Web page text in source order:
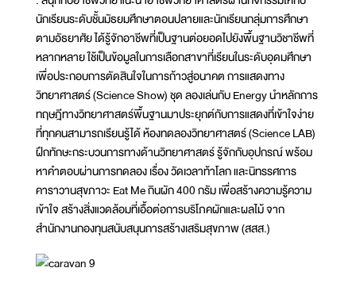
นักเรียนระดับชั้นมัธยมศึกษาตอนปลายและนักเรียนกลุ่มการศึกษา
ตามอัธยาศัย ได้รู้จักอาชีพที่เป็นฐานต่อยอดไปยังพื้นฐานวิชาชีพที่
หลากหลาย ใช้เป็นข้อมูลในการเลือกสาขาที่เรียนในระดับอุดมศึกษา
เพื่อประกอบการตัดสินใจในการก้าวสู่อนาคต การแสดงทาง
วิทยาศาสตร์ (Science Show) ชุด ลองเล่นกับ Energy นำหลักการ
ทฤษฎีทางวิทยาศาสตร์พื้นฐานมาประยุกต์กับการแสดงที่เข้าใจง่าย
ที่ทุกคนสามารถเรียนรู้ได้ ห้องทดลองวิทยาศาสตร์ (Science LAB)
ฝึกทักษะกระบวนการทางด้านวิทยาศาสตร์ รู้จักกับอุปกรณ์ พร้อม
หาคำตอบผ่านการทดลอง เรื่อง วัดเวลาท้าโลก และนิทรรศการ
คาราวานสุขภาวะ Eat Me กินผัก 400 กรัม เพื่อสร้างความรู้ความ
เข้าใจ สร้างสิ่งแวดล้อมที่เอื้อต่อการบริโภคผักและผลไม้ จาก
สำนักงานกองทุนสนับสนุนการสร้างเสริมสุขภาพ (สสส.)